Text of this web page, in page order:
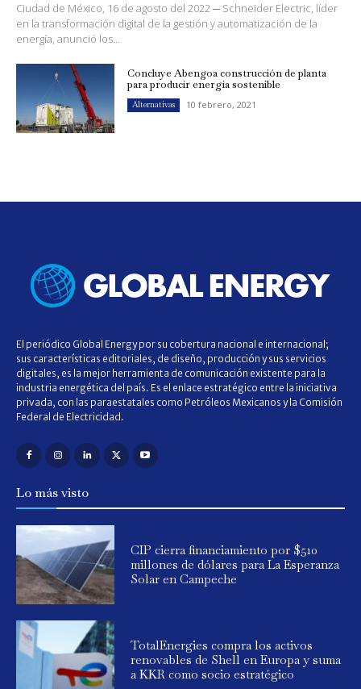
Ciudad de México, 16 de agosto del 2022 ─ Schneider Electric, líder
en la transformación digital de la gestión y automatización de la
energía, anunció los...
Concluye Abengoa construcción de planta
para producir energía sostenible
Alternativas 10 febrero, 2021
El periódico Global Energy por su cobertura nacional e internacional;
sus características editoriales, de diseño, producción y sus servicios
digitales, es la mejor herramienta de comunicación existente para la
industria energética del país. Es el enlace estratégico entre la iniciativa
privada, con las paraestatales como Petróleos Mexicanos y la Comisión
Federal de Electricidad.
Lo más visto
CIP cierra financiamiento por $510
millones de dólares para La Esperanza
Solar en Campeche
TotalEnergies compra los activos
renovables de Shell en Europa y suma
a KKR como socio estratégico